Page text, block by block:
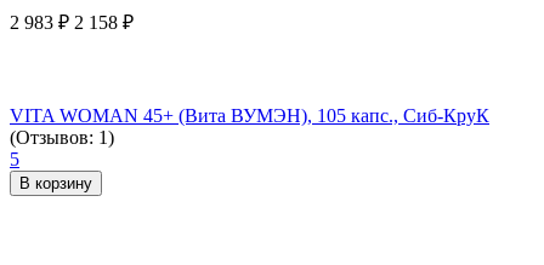
2 983 ₽ 2 158 ₽
VITA WOMAN 45+ (Вита ВУМЭН), 105 капс., Сиб-КруК
(Отзывов: 1)
5
В корзину